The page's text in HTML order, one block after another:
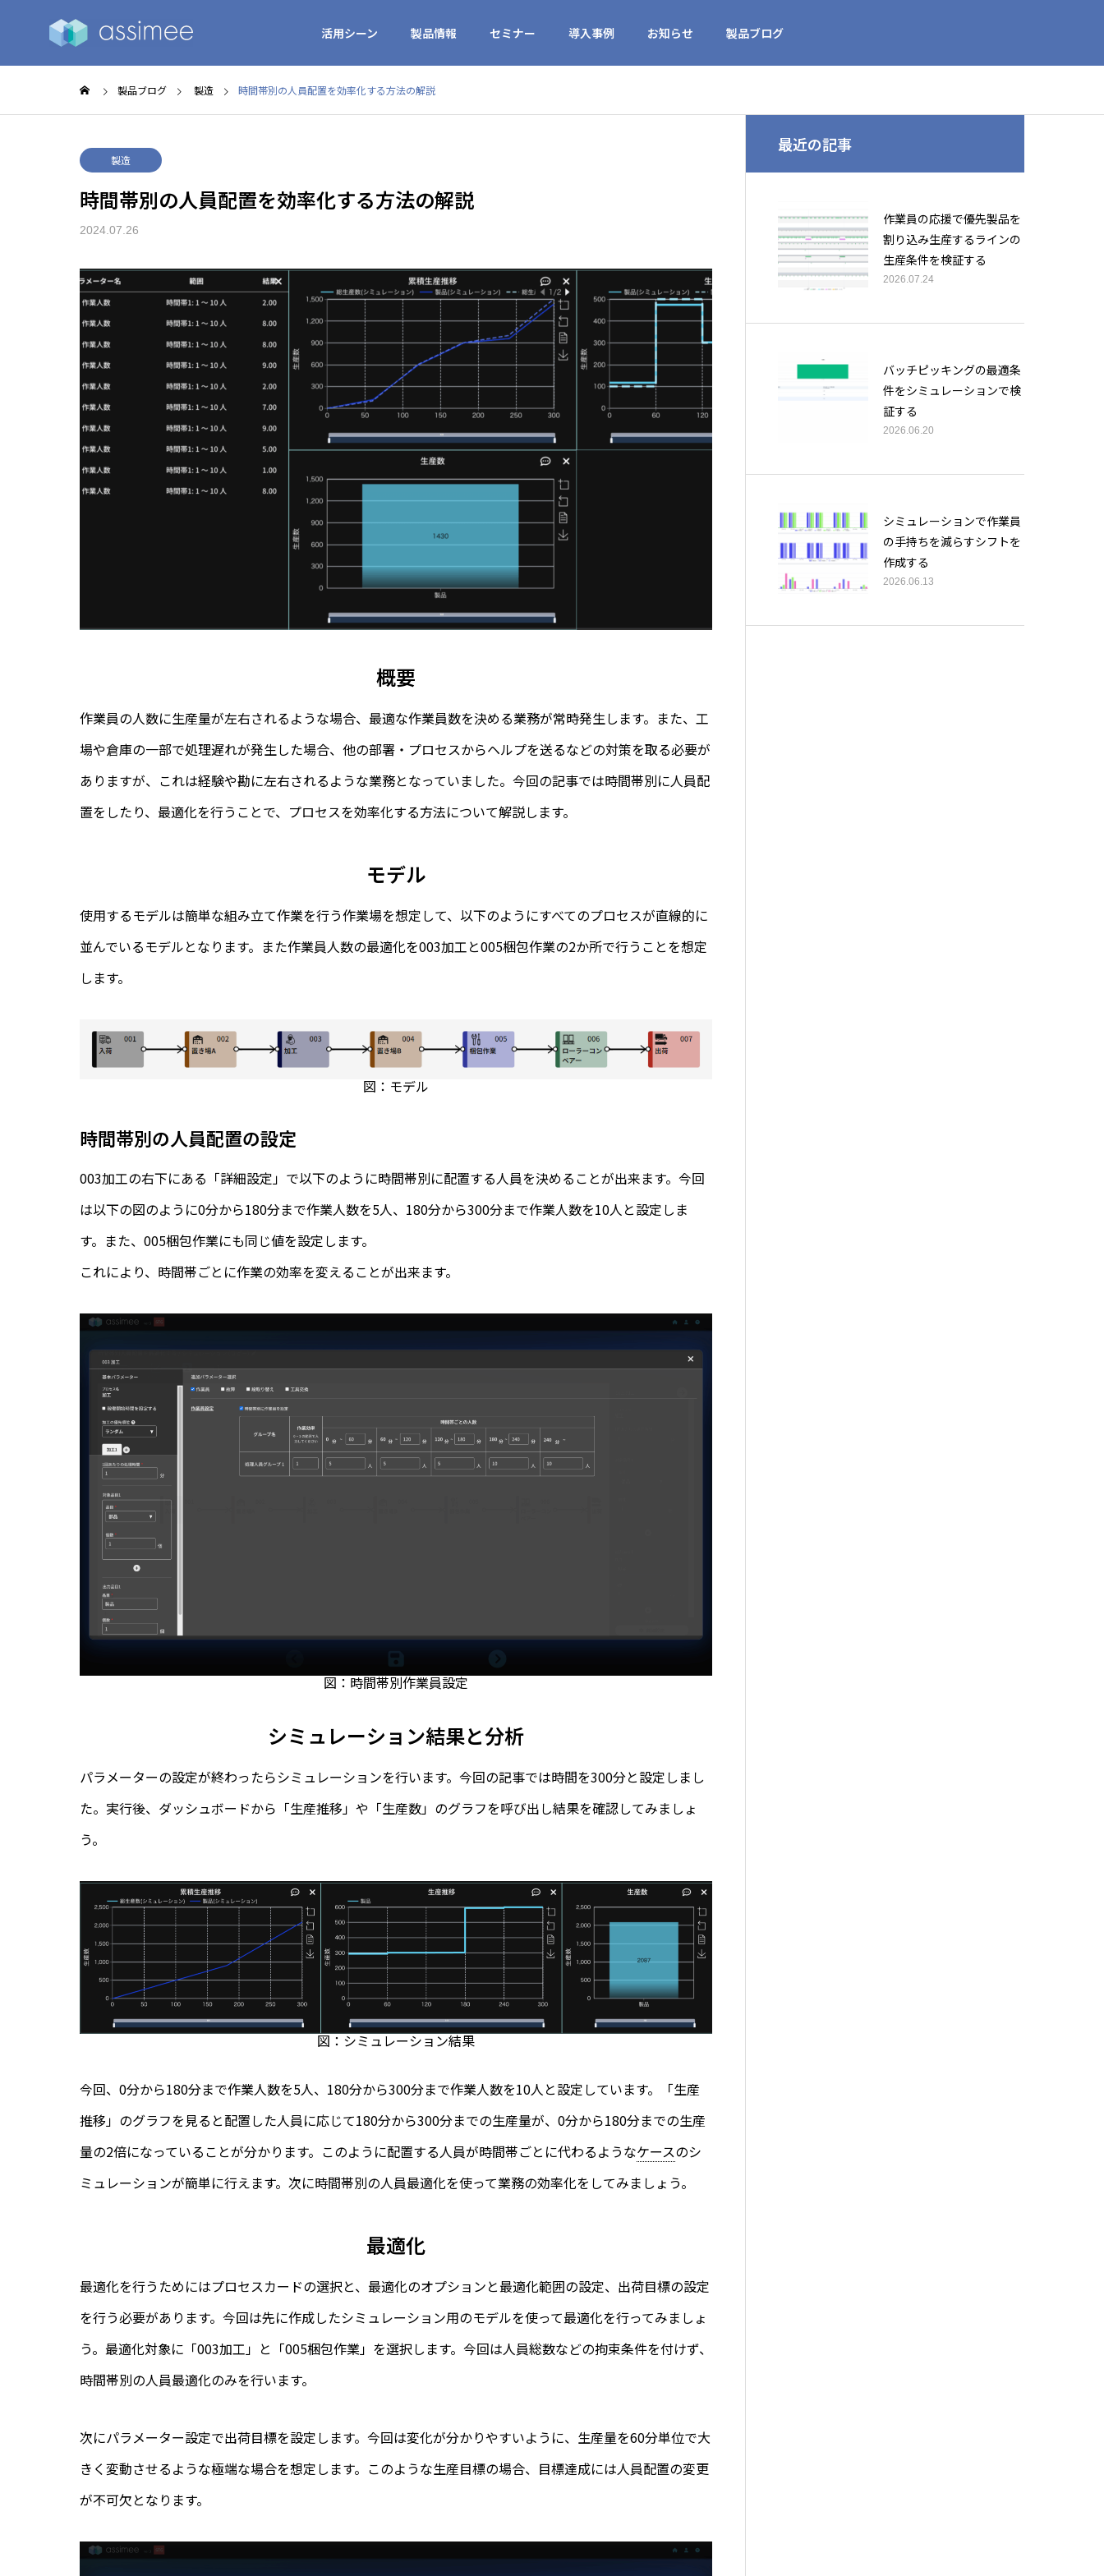
活用シーン 製品情報 セミナー 導入事例 お知らせ 製品ブログ
製品ブログ 製造 時間帯別の人員配置を効率化する方法の解説
製造
時間帯別の人員配置を効率化する方法の解説
2024.07.26
概要
作業員の人数に生産量が左右されるような場合、最適な作業員数を決める業務が常時発生します。また、工
場や倉庫の一部で処理遅れが発生した場合、他の部署・プロセスからヘルプを送るなどの対策を取る必要が
ありますが、これは経験や勘に左右されるような業務となっていました。今回の記事では時間帯別に人員配
置をしたり、最適化を行うことで、プロセスを効率化する方法について解説します。
モデル
使用するモデルは簡単な組み立て作業を行う作業場を想定して、以下のようにすべてのプロセスが直線的に
並んでいるモデルとなります。また作業員人数の最適化を003加工と005梱包作業の2か所で行うことを想定
します。
図：モデル
時間帯別の人員配置の設定
003加工の右下にある「詳細設定」で以下のように時間帯別に配置する人員を決めることが出来ます。今回
は以下の図のように0分から180分まで作業人数を5人、180分から300分まで作業人数を10人と設定しま
す。また、005梱包作業にも同じ値を設定します。
これにより、時間帯ごとに作業の効率を変えることが出来ます。
図：時間帯別作業員設定
シミュレーション結果と分析
パラメーターの設定が終わったらシミュレーションを行います。今回の記事では時間を300分と設定しまし
た。実行後、ダッシュボードから「生産推移」や「生産数」のグラフを呼び出し結果を確認してみましょ
う。
図：シミュレーション結果
今回、0分から180分まで作業人数を5人、180分から300分まで作業人数を10人と設定しています。「生産
推移」のグラフを見ると配置した人員に応じて180分から300分までの生産量が、0分から180分までの生産
量の2倍になっていることが分かります。このように配置する人員が時間帯ごとに代わるようなケースのシ
ミュレーションが簡単に行えます。次に時間帯別の人員最適化を使って業務の効率化をしてみましょう。
最適化
最適化を行うためにはプロセスカードの選択と、最適化のオプションと最適化範囲の設定、出荷目標の設定
を行う必要があります。今回は先に作成したシミュレーション用のモデルを使って最適化を行ってみましょ
う。最適化対象に「003加工」と「005梱包作業」を選択します。今回は人員総数などの拘束条件を付けず、
時間帯別の人員最適化のみを行います。
次にパラメーター設定で出荷目標を設定します。今回は変化が分かりやすいように、生産量を60分単位で大
きく変動させるような極端な場合を想定します。このような生産目標の場合、目標達成には人員配置の変更
が不可欠となります。
最近の記事
作業員の応援で優先製品を
割り込み生産するラインの
生産条件を検証する
2026.07.24
バッチピッキングの最適条
件をシミュレーションで検
証する
2026.06.20
シミュレーションで作業員
の手持ちを減らすシフトを
作成する
2026.06.13